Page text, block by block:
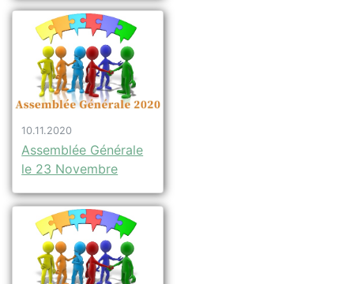
10.11.2020
Assemblée Générale
le 23 Novembre